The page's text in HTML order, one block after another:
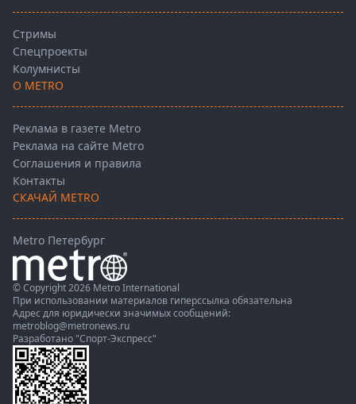
Стримы
Спецпроекты
Колумнисты
О METRO
Реклама в газете Metro
Реклама на сайте Metro
Соглашения и правила
Контакты
СКАЧАЙ METRO
Metro Петербург
© Copyright 2026 Metro International
При использовании материалов гиперссылка обязательна
Адрес для юридически значимых сообщений:
metroblog@metronews.ru
Разработано "Спорт-Экспресс"